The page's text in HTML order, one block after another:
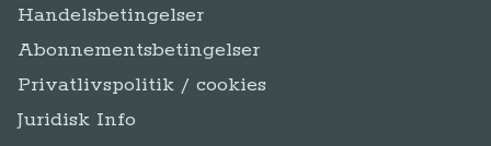
Handelsbetingelser
Abonnementsbetingelser
Privatlivspolitik / cookies
Juridisk Info